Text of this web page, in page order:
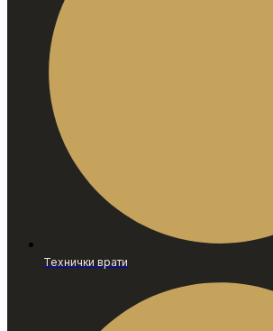
Технички врати